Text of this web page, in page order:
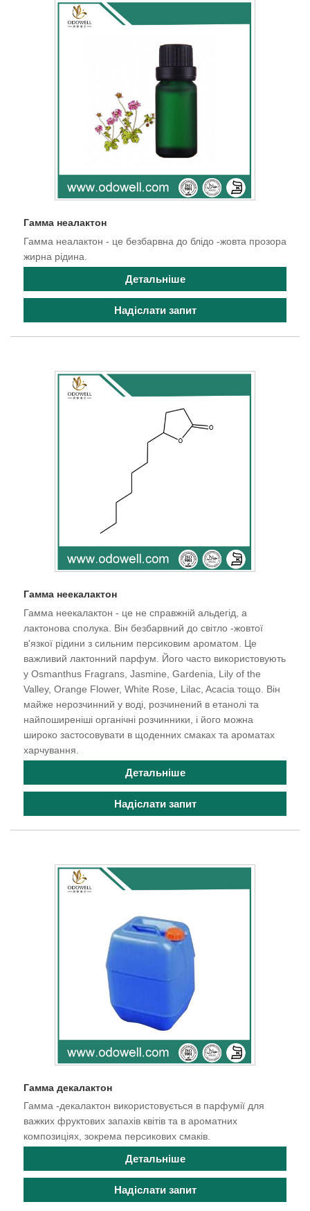
Гамма неалактон
Гамма неалактон - це безбарвна до блідо -жовта прозора
жирна рідина.
Детальніше
Надіслати запит
Гамма неекалактон
Гамма неекалактон - це не справжній альдегід, а
лактонова сполука. Він безбарвний до світло -жовтої
в'язкої рідини з сильним персиковим ароматом. Це
важливий лактонний парфум. Його часто використовують
у Osmanthus Fragrans, Jasmine, Gardenia, Lily of the
Valley, Orange Flower, White Rose, Lilac, Acacia тощо. Він
майже нерозчинний у воді, розчинений в етанолі та
найпоширеніші органічні розчинники, і його можна
широко застосовувати в щоденних смаках та ароматах
харчування.
Детальніше
Надіслати запит
Гамма декалактон
Гамма -декалактон використовується в парфумії для
важких фруктових запахів квітів та в ароматних
композиціях, зокрема персикових смаків.
Детальніше
Надіслати запит